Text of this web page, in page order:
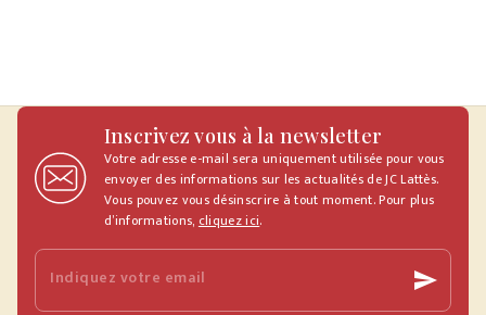
Inscrivez vous à la newsletter
Votre adresse e-mail sera uniquement utilisée pour vous
envoyer des informations sur les actualités de JC Lattès.
Vous pouvez vous désinscrire à tout moment. Pour plus
d’informations,cliquez ici.
Indiquez votre email send